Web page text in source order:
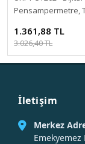
Pensampermetre,
1.361,88 TL
3.026,40 TL
İletişim
Merkez